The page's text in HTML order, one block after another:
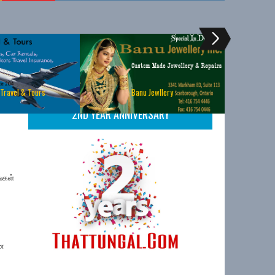
& Tours Banu Jewllery
2ND YEAR ANNIVERSARY